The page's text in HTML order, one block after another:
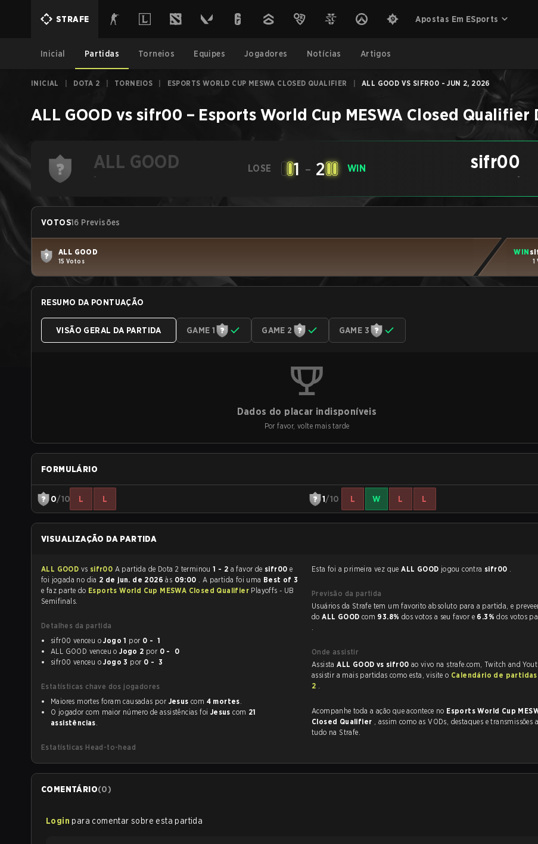
STRAFE Apostas Em ESports
Inicial Partidas Torneios Equipes Jogadores Notícias Artigos
INICIAL DOTA 2 TORNEIOS ESPORTS WORLD CUP MESWA CLOSED QUALIFIER ALL GOOD VS SIFR00 - JUN 2, 2026
ALL GOOD vs sifr00 – Esports World Cup MESWA Closed Qualifier
ALL GOOD
-
LOSE 1 - 2 WIN sifr00
-
VOTOS16 Previsões
ALL GOOD
15 Votos
WIN
1
RESUMO DA PONTUAÇÃO
VISÃO GERAL DA PARTIDA GAME 1 GAME 2 GAME 3
Dados do placar indisponíveis
Por favor, volte mais tarde
FORMULÁRIO
0/10 L L 1/10 L W L L
VISUALIZAÇÃO DA PARTIDA
ALL GOOD vs sifr00 A partida de Dota 2 terminou1 - 2 a favor de sifr00 e
foi jogada no dia 2 de jun. de 2026às 09:00 . A partida foi uma Best of 3
e faz parte do Esports World Cup MESWA Closed Qualifier Playoffs - UB
Semifinals.
Detalhes da partida
sifr00 venceu oJogo 1 por
0 - 1
ALL GOOD venceu oJogo 2 por
0 - 0
sifr00 venceu oJogo 3 por 0 - 3
Estatísticas chave dos jogadores
Maiores mortes foram causadas por Jesus com 4 mortes.
O jogador com maior número de assistências foi Jesus com 21
assistências.
Estatísticas Head-to-head
Esta foi a primeira vez queALL GOOD jogou contra sifr00 .
Previsão da partida
Usuários da Strafe tem um favorito absoluto para a partida, e preveem a vitória
doALL GOOD com 93.8% dos votos a seu favor e 6.3%dos votos
.
Onde assistir
AssistaALL GOOD vs sifr00 ao vivo na strafe.com, Twitch and
assistir a mais partidas como esta, visite o Calendário de
2 .
Acompanhe toda a ação que acontece no Esports World Cup
Closed Qualifier , assim como as VODs, destaques e transmissões ao vivo,
tudo na Strafe.
COMENTÁRIO(0)
Login para comentar sobre esta partida